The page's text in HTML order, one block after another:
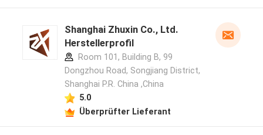
Shanghai Zhuxin Co., Ltd.
Herstellerprofil
Room 101, Building B, 99
Dongzhou Road, Songjiang District,
Shanghai P.R. China ,China
5.0
Überprüfter Lieferant